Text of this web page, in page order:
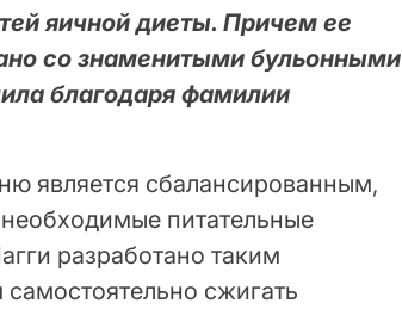
яичной диеты. Причем ее
со знаменитыми бульонными
благодаря фамилии
является сбалансированным,
необходимые питательные
разработано таким
сжигать